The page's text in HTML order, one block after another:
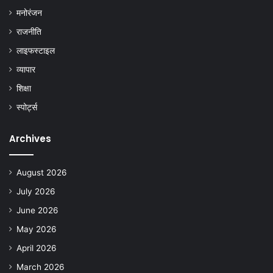
मनोरंजन
राजनीति
लाइफस्टाइल
व्यापार
शिक्षा
स्पोर्ट्स
Archives
August 2026
July 2026
June 2026
May 2026
April 2026
March 2026